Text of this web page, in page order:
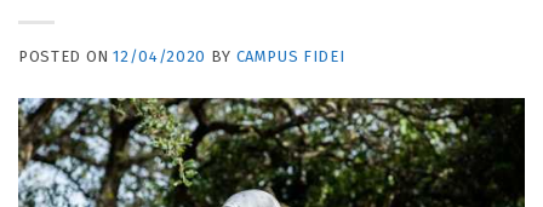
POSTED ON12/04/2020 BY CAMPUS FIDEI